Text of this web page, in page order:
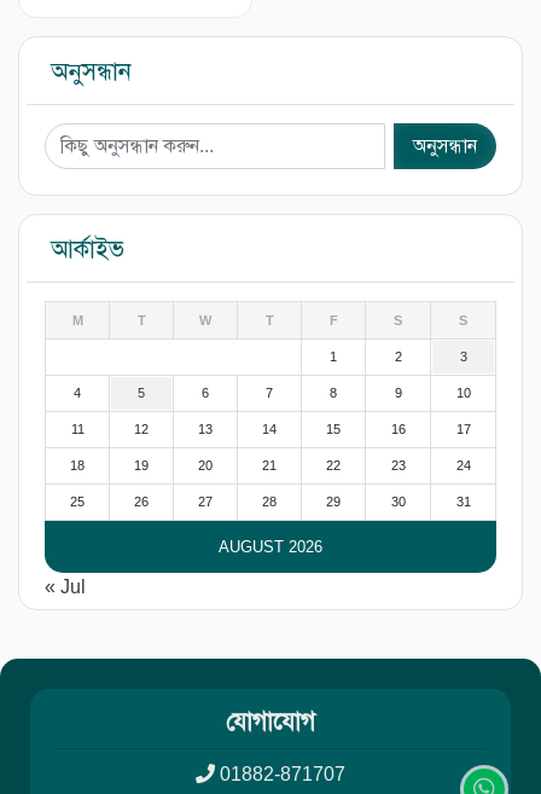
অনুসন্ধান
আর্কাইভ
AUGUST 2026
M T W T F S S
1 2 3
4 5 6 7 8 9 10
11 12 13 14 15 16 17
18 19 20 21 22 23 24
25 26 27 28 29 30 31
« Jul
যোগাযোগ
01882-871707